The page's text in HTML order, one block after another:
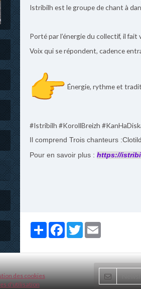
Istribilh est le groupe de chant à
Porté par l’énergie du collectif, il
Voix qui se répondent, cadence
Énergie, rythme et
#Istribilh #KorollBreizh
Il comprend Trois chanteurs
Pour en savoir plus : https://
PartagerFacebook
Twitter
des cookies
d'utilisation